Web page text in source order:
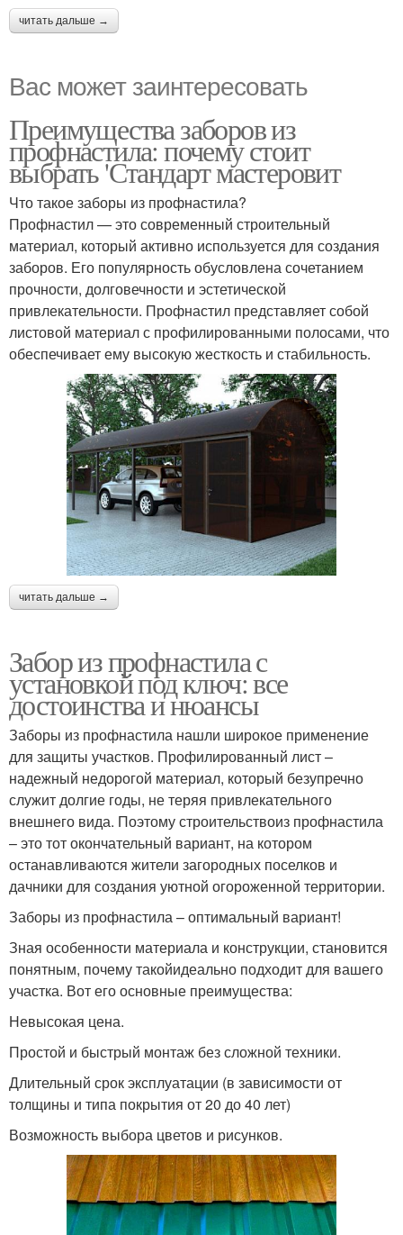
читать дальше →
Вас может заинтересовать
Преимущества заборов из
профнастила: почему стоит
выбрать 'Стандарт мастеровит
Что такое заборы из профнастила?
Профнастил — это современный строительный
материал, который активно используется для создания
заборов. Его популярность обусловлена сочетанием
прочности, долговечности и эстетической
привлекательности. Профнастил представляет собой
листовой материал с профилированными полосами, что
обеспечивает ему высокую жесткость и стабильность.
читать дальше →
Забор из профнастила с
установкой под ключ: все
достоинства и нюансы
Заборы из профнастила нашли широкое применение
для защиты участков. Профилированный лист –
надежный недорогой материал, который безупречно
служит долгие годы, не теряя привлекательного
внешнего вида. Поэтому строительствоиз профнастила
– это тот окончательный вариант, на котором
останавливаются жители загородных поселков и
дачники для создания уютной огороженной территории.
Заборы из профнастила – оптимальный вариант!
Зная особенности материала и конструкции, становится
понятным, почему такойидеально подходит для вашего
участка. Вот его основные преимущества:
Невысокая цена.
Простой и быстрый монтаж без сложной техники.
Длительный срок эксплуатации (в зависимости от
толщины и типа покрытия от 20 до 40 лет)
Возможность выбора цветов и рисунков.